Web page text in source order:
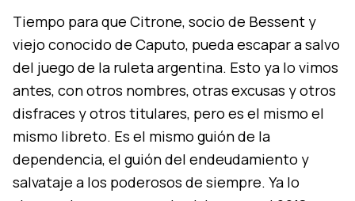
Tiempo para que Citrone, socio de Bessent y
viejo conocido de Caputo, pueda escapar a salvo
del juego de la ruleta argentina. Esto ya lo vimos
antes, con otros nombres, otras excusas y otros
disfraces y otros titulares, pero es el mismo el
mismo libreto. Es el mismo guión de la
dependencia, el guión del endeudamiento y
salvataje a los poderosos de siempre. Ya lo